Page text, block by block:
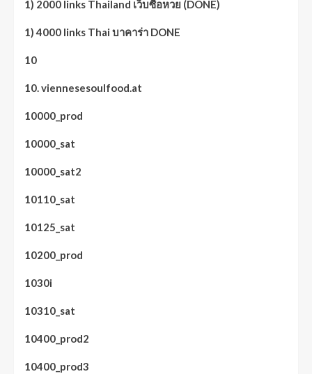
1) 2000 links Thailand เว็บซื้อหวย (DONE)
1) 4000 links Thai บาคาร่า DONE
10
10. viennesesoulfood.at
10000_prod
10000_sat
10000_sat2
10110_sat
10125_sat
10200_prod
1030i
10310_sat
10400_prod2
10400_prod3